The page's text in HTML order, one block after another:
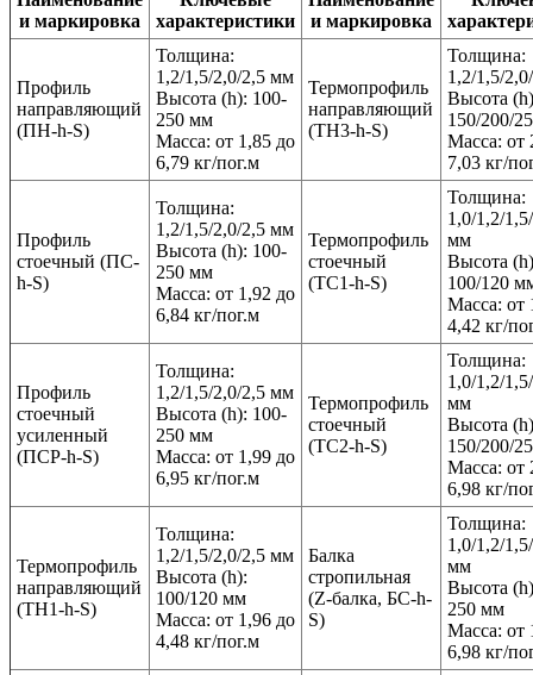
и маркировка
характеристики
и маркировка
Профиль
направляющий
(ПН-h-S)
Толщина:
1,2/1,5/2,0/2,5 мм
Высота (h): 100-
250 мм
Масса: от 1,85 до
6,79 кг/пог.м
Термопрофиль
направляющий
(ТН3-h-S)
Толщина:
1,2/1,5/
Высота
150/200/
Масса: от
7,03 кг/
Профиль
стоечный (ПС-
h-S)
Толщина:
1,2/1,5/2,0/2,5 мм
Высота (h): 100-
250 мм
Масса: от 1,92 до
6,84 кг/пог.м
Термопрофиль
стоечный
(ТС1-h-S)
Толщина:
1,0/1,2/
мм
Высота
100/120
Масса: от
4,42 кг/
Профиль
стоечный
усиленный
(ПСР-h-S)
Толщина:
1,2/1,5/2,0/2,5 мм
Высота (h): 100-
250 мм
Масса: от 1,99 до
6,95 кг/пог.м
Термопрофиль
стоечный
(ТС2-h-S)
Толщина:
1,0/1,2/
мм
Высота
150/200/
Масса: от
6,98 кг/
Термопрофиль
направляющий
(ТН1-h-S)
Толщина:
1,2/1,5/2,0/2,5 мм
Высота (h):
100/120 мм
Масса: от 1,96 до
4,48 кг/пог.м
Балка
стропильная
(Z-балка, БС-h-
S)
Толщина:
1,0/1,2/
мм
Высота
250 мм
Масса: от
6,98 кг/